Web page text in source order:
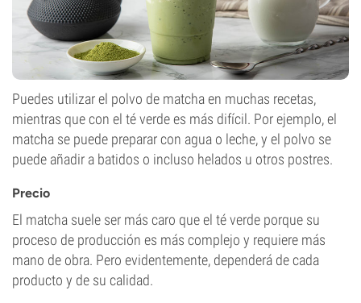
Puedes utilizar el polvo de matcha en muchas recetas,
mientras que con el té verde es más difícil. Por ejemplo, el
matcha se puede preparar con agua o leche, y el polvo se
puede añadir a batidos o incluso helados u otros postres.
Precio
El matcha suele ser más caro que el té verde porque su
proceso de producción es más complejo y requiere más
mano de obra. Pero evidentemente, dependerá de cada
producto y de su calidad.